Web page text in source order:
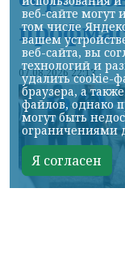
07.08.2026 22:13
веб-сайте могут
том числе
вашем
веб-сайта, вы
технологий и
удалить cookie-
браузера, а
файлов, однако
могут быть
ограничениями
Я согласен